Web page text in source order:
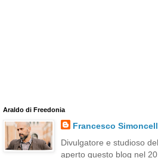
Araldo di Freedonia
Francesco
Divulgatore e studioso
aperto questo blog nel